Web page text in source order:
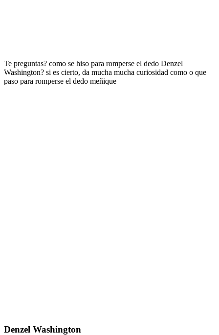
Te preguntas? como se hiso para romperse el dedo Denzel
Washington? si es cierto, da mucha mucha curiosidad como o que
paso para romperse el dedo meñique
Denzel Washington